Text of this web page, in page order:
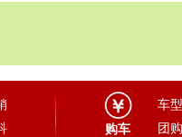
购车
车型
团购